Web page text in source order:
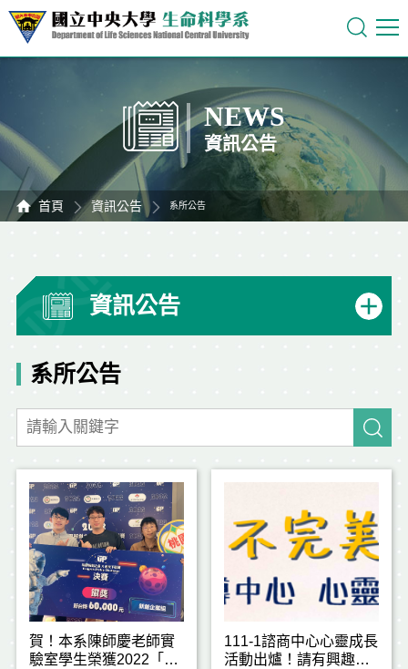
NEWS
資訊公告
首頁 資訊公告 系所公告
資訊公告
系所公告
賀！本系陳師慶老師實
驗室學生榮獲2022「桃
111-1諮商中心心靈成長
活動出爐！請有興趣的